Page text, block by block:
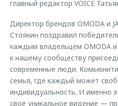
главный редактор VOICE
Директор брендов OMODA и
Стоякин поздравил
каждым владельцем OMODA и
к нашему сообществу
современные люди.
семья, где каждый может
индивидуальность. И именно
своё уникальное видение —